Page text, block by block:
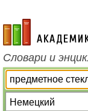
academic.ru
Словари и